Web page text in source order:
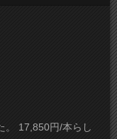
。 17,850円/本らし